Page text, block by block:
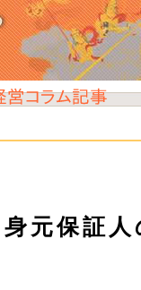
身元保証人